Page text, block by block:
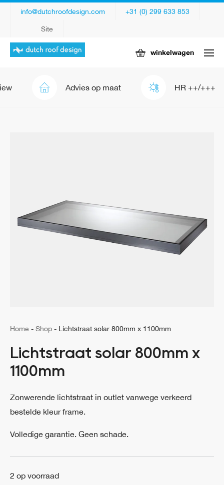
info@dutchroofdesign.com +31 (0) 299 633 853
Site
winkelwagen
Advies op maat HR ++/+++
Home - Shop - Lichtstraat solar 800mm x 1100mm
Lichtstraat solar 800mm x
1100mm
Zonwerende lichtstraat in outlet vanwege verkeerd
bestelde kleur frame.
Volledige garantie. Geen schade.
2 op voorraad